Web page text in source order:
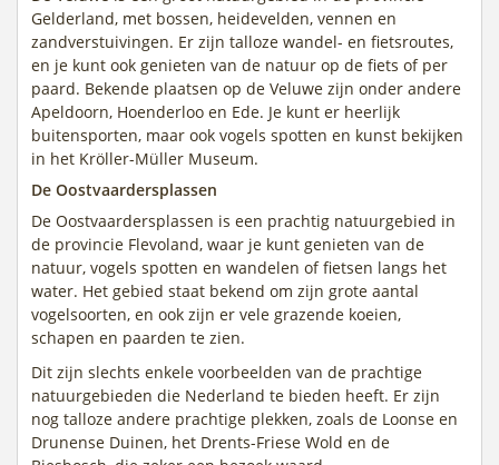
Gelderland, met bossen, heidevelden, vennen en
zandverstuivingen. Er zijn talloze wandel- en fietsroutes,
en je kunt ook genieten van de natuur op de fiets of per
paard. Bekende plaatsen op de Veluwe zijn onder andere
Apeldoorn, Hoenderloo en Ede. Je kunt er heerlijk
buitensporten, maar ook vogels spotten en kunst bekijken
in het Kröller-Müller Museum.
De Oostvaardersplassen
De Oostvaardersplassen is een prachtig natuurgebied in
de provincie Flevoland, waar je kunt genieten van de
natuur, vogels spotten en wandelen of fietsen langs het
water. Het gebied staat bekend om zijn grote aantal
vogelsoorten, en ook zijn er vele grazende koeien,
schapen en paarden te zien.
Dit zijn slechts enkele voorbeelden van de prachtige
natuurgebieden die Nederland te bieden heeft. Er zijn
nog talloze andere prachtige plekken, zoals de Loonse en
Drunense Duinen, het Drents-Friese Wold en de